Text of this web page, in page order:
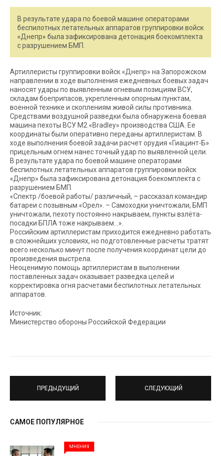
В результате удара по боевой машине операторами
беспилотных летательных аппаратов группировки войск
«Днепр» была зафиксирована детонация боекомплекта
с разрушением БМП.
Артиллеристы группировки войск «Днепр» на Запорожском
направлении в ходе выполнения ежедневных боевых задач
наносят удары по выявленным огневым позициям ВСУ,
складам боеприпасов, укрепленным опорным пунктам,
военной технике и скоплениям живой силы противника.
Средствами воздушной разведки была обнаружена боевая
машина пехоты ВСУ М2 «Bradley» производства США. Ее
координаты были оперативно переданы артиллеристам. В
ходе выполнения боевой задачи расчет орудия «Гиацинт-Б»
прицельным огнем нанес точный удар по выявленной цели.
В результате удара по боевой машине операторами
беспилотных летательных аппаратов группировки войск
«Днепр» была зафиксирована детонация боекомплекта с
разрушением БМП.
«Спектр /боевой работы/ различный, – рассказал командир
батареи с позывным «Орел». – Самоходки уничтожали, БМП
уничтожали, пехоту постоянно накрываем, пункты взлёта-
посадки БПЛА тоже накрываем…».
Российским артиллеристам приходится ежедневно работать
в сложнейших условиях, но подготовленные расчеты тратят
всего несколько минут после получения координат цели до
произведения выстрела.
Неоценимую помощь артиллеристам в выполнении
поставленных задач оказывает разведка целей и
корректировка огня расчетами беспилотных летательных
аппаратов.
Источник:
Министерство обороны Российской Федерации
ПРЕДЫДУЩИЙ СЛЕДУЮЩИЙ
САМОЕ ПОПУЛЯРНОЕ
МНЕНИЯ